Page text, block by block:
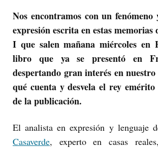
Nos encontramos con un
expresión escrita en estas memorias
I que salen mañana miércoles en
libro que ya se presentó en
despertando gran interés en
qué cuenta y desvela el rey
de la publicación.
El analista en expresión y lenguaje
Casaverde, experto en casas